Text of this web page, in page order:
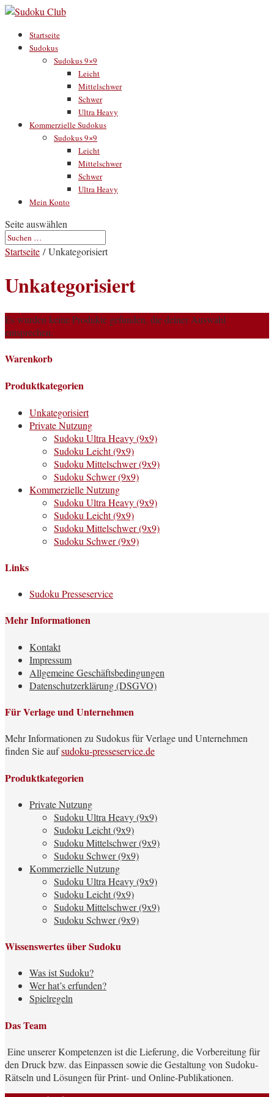
Startseite
Sudokus
Sudokus 9×9
Leicht
Mittelschwer
Schwer
Ultra Heavy
Kommerzielle Sudokus
Sudokus 9×9
Leicht
Mittelschwer
Schwer
Ultra Heavy
Mein Konto
Seite auswählen
Startseite / Unkategorisiert
Unkategorisiert
Es wurden keine Produkte gefunden, die deiner Auswahl
entsprechen.
Warenkorb
Produktkategorien
Unkategorisiert
Private Nutzung
Sudoku Ultra Heavy (9x9)
Sudoku Leicht (9x9)
Sudoku Mittelschwer (9x9)
Sudoku Schwer (9x9)
Kommerzielle Nutzung
Sudoku Ultra Heavy (9x9)
Sudoku Leicht (9x9)
Sudoku Mittelschwer (9x9)
Sudoku Schwer (9x9)
Links
Sudoku Presseservice
Mehr Informationen
Kontakt
Impressum
Allgemeine Geschäftsbedingungen
Datenschutzerklärung (DSGVO)
Für Verlage und Unternehmen
Mehr Informationen zu Sudokus für Verlage und Unternehmen
finden Sie aufsudoku-presseservice.de
Produktkategorien
Private Nutzung
Sudoku Ultra Heavy (9x9)
Sudoku Leicht (9x9)
Sudoku Mittelschwer (9x9)
Sudoku Schwer (9x9)
Kommerzielle Nutzung
Sudoku Ultra Heavy (9x9)
Sudoku Leicht (9x9)
Sudoku Mittelschwer (9x9)
Sudoku Schwer (9x9)
Wissenswertes über Sudoku
Was ist Sudoku?
Wer hat’s erfunden?
Spielregeln
Das Team
Eine unserer Kompetenzen ist die Lieferung, die Vorbereitung für
den Druck bzw. das Einpassen sowie die Gestaltung von Sudoku-
Rätseln und Lösungen für Print- und Online-Publikationen.